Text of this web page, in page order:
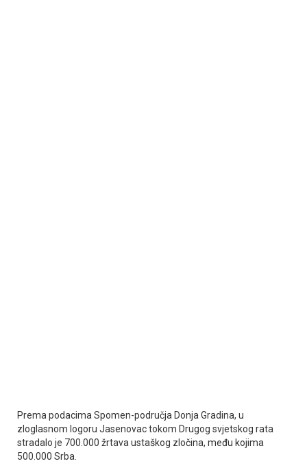
Prema podacima Spomen-područja Donja Gradina, u
zloglasnom logoru Јasenovac tokom Drugog svjetskog rata
stradalo je 700.000 žrtava ustaškog zločina, među kojima
500.000 Srba.